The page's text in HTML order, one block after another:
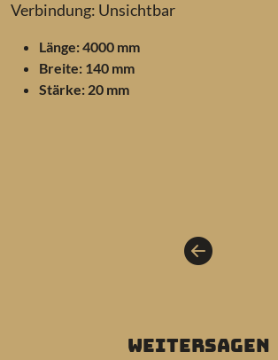
Verbindung: Unsichtbar
Länge: 4000 mm
Breite: 140 mm
Stärke: 20 mm
weitersagen